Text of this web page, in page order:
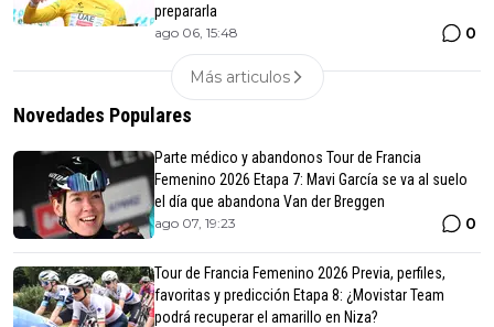
prepararla
ago 06, 15:48 0
Más articulos
Novedades Populares
Parte médico y abandonos Tour de Francia
Femenino 2026 Etapa 7: Mavi García se va al suelo
el día que abandona Van der Breggen
ago 07, 19:23 0
Tour de Francia Femenino 2026 Previa, perfiles,
favoritas y predicción Etapa 8: ¿Movistar Team
podrá recuperar el amarillo en Niza?